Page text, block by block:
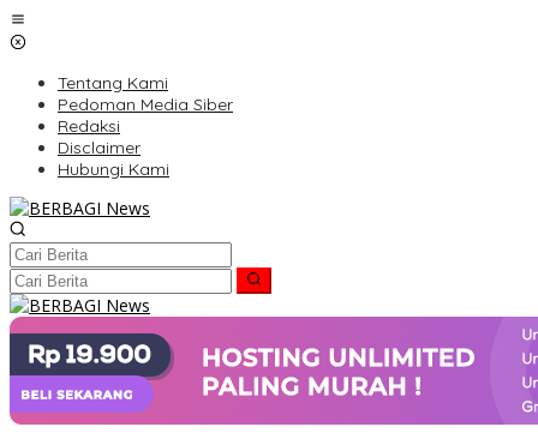
Lewati
ke
Tentang Kami
Pedoman Media Siber
Redaksi
Disclaimer
Hubungi Kami